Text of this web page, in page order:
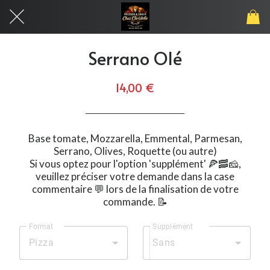
Serrano Olé
14,00 €
Base tomate, Mozzarella, Emmental, Parmesan,
Serrano, Olives, Roquette (ou autre)
Si vous optez pour l'option 'supplément' 🍕🥓🧀,
veuillez préciser votre demande dans la case
commentaire 💬 lors de la finalisation de votre
commande. 📝
Format
Pizza
Supplément
Sans